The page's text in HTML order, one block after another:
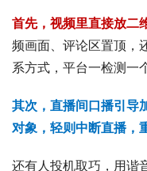
首先，视频里直接放二
频画面、评论区置顶，
系方式，平台一检测一
其次，直播间口播引导
对象，轻则中断直播，
还有人投机取巧，用谐